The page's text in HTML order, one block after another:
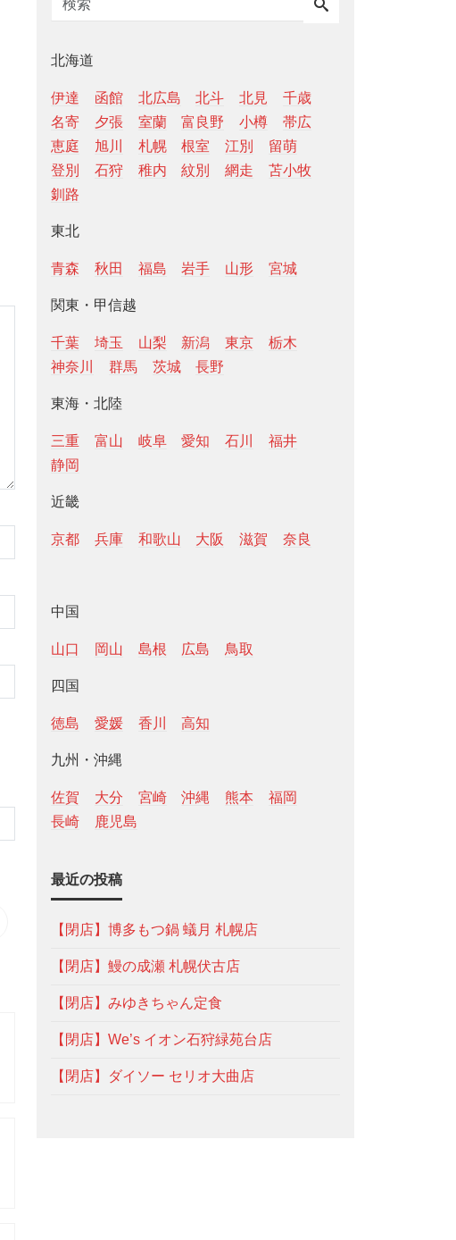
北海道
伊達 函館 北広島 北斗 北見
千歳
名寄
夕張 室蘭 富良野 小樽
帯広
恵庭
旭川 札幌 根室 江別
留萌
登別
石狩 稚内 紋別 網走
苫小牧
釧路
東北
青森 秋田 福島 岩手 山形 宮城
関東・甲信越
千葉 埼玉 山梨 新潟 東京
栃木
神奈川
群馬 茨城 長野
東海・北陸
三重 富山 岐阜 愛知 石川
福井
静岡
近畿
京都 兵庫 和歌山 大阪 滋賀 奈良
中国
山口 岡山 島根 広島 鳥取
四国
徳島 愛媛 香川 高知
九州・沖縄
佐賀 大分 宮崎 沖縄 熊本
福岡
長崎
鹿児島
最近の投稿
【閉店】博多もつ鍋 蟻月 札幌店
【閉店】鰻の成瀬 札幌伏古店
【閉店】みゆきちゃん定食
【閉店】We’s イオン石狩緑苑台店
【閉店】ダイソー セリオ大曲店